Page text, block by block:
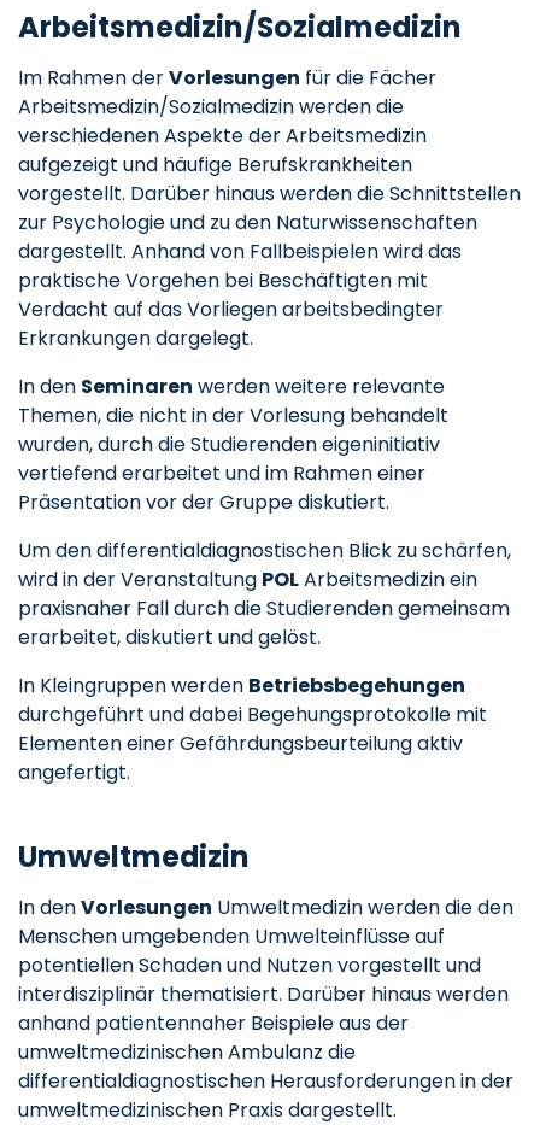
Arbeitsmedizin/Sozialmedizin
Im Rahmen derVorlesungen für die Fächer
Arbeitsmedizin/Sozialmedizin werden die
verschiedenen Aspekte der Arbeitsmedizin
aufgezeigt und häufige Berufskrankheiten
vorgestellt. Darüber hinaus werden die Schnittstellen
zur Psychologie und zu den Naturwissenschaften
dargestellt. Anhand von Fallbeispielen wird das
praktische Vorgehen bei Beschäftigten mit
Verdacht auf das Vorliegen arbeitsbedingter
Erkrankungen dargelegt.
In den Seminaren werden weitere relevante
Themen, die nicht in der Vorlesung behandelt
wurden, durch die Studierenden eigeninitiativ
vertiefend erarbeitet und im Rahmen einer
Präsentation vor der Gruppe diskutiert.
Um den differentialdiagnostischen Blick zu schärfen,
wird in der Veranstaltung POLArbeitsmedizin ein
praxisnaher Fall durch die Studierenden gemeinsam
erarbeitet, diskutiert und gelöst.
In Kleingruppen werden Betriebsbegehungen
durchgeführt und dabei Begehungsprotokolle mit
Elementen einer Gefährdungsbeurteilung aktiv
angefertigt.
Umweltmedizin
In denVorlesungen Umweltmedizin werden die den
Menschen umgebenden Umwelteinflüsse auf
potentiellen Schaden und Nutzen vorgestellt und
interdisziplinär thematisiert. Darüber hinaus werden
anhand patientennaher Beispiele aus der
umweltmedizinischen Ambulanz die
differentialdiagnostischen Herausforderungen in der
umweltmedizinischen Praxis dargestellt.